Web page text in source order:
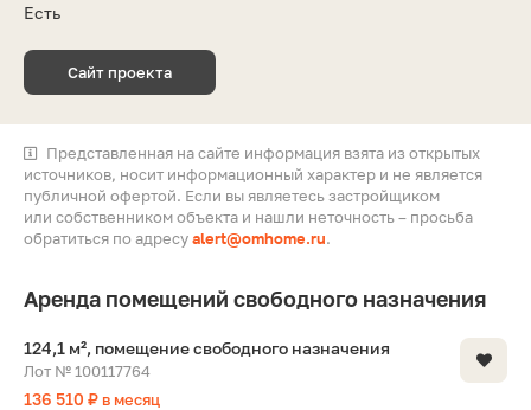
Есть
Сайт проекта
Представленная на сайте информация взята из открытых
источников, носит информационный характер и не является
публичной офертой. Если вы являетесь застройщиком
или собственником объекта и нашли неточность – просьба
обратиться по адресуalert@omhome.ru.
Аренда помещений свободного назначения
124,1 м², помещение свободного назначения
Лот № 100117764
136 510 ₽ в месяц